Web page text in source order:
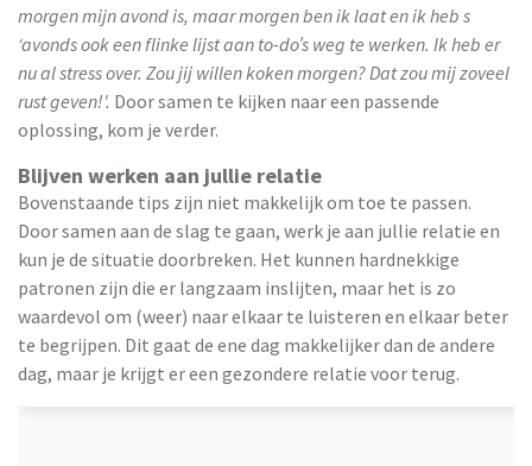
morgen mijn avond is, maar morgen ben ik laat en ik heb s
‘avonds ook een flinke lijst aan to-do’s weg te werken. Ik heb er
nu al stress over. Zou jij willen koken morgen? Dat zou mij zoveel
rust geven!'. Door samen te kijken naar een passende
oplossing, kom je verder.
Blijven werken aan jullie relatie
Bovenstaande tips zijn niet makkelijk om toe te passen.
Door samen aan de slag te gaan, werk je aan jullie relatie en
kun je de situatie doorbreken. Het kunnen hardnekkige
patronen zijn die er langzaam inslijten, maar het is zo
waardevol om (weer) naar elkaar te luisteren en elkaar beter
te begrijpen. Dit gaat de ene dag makkelijker dan de andere
dag, maar je krijgt er een gezondere relatie voor terug.